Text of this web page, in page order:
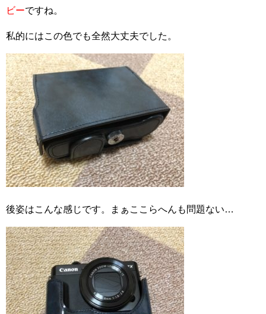
ビーですね。
私的にはこの色でも全然大丈夫でした。
後姿はこんな感じです。まぁここらへんも問題ない…